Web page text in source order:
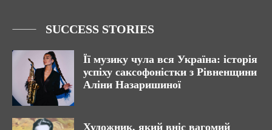
SUCCESS STORIES
Її музику чула вся Україна: історія
успіху саксофоністки з Рівненщини
Аліни Назаришиної
Художник, який вніс вагомий